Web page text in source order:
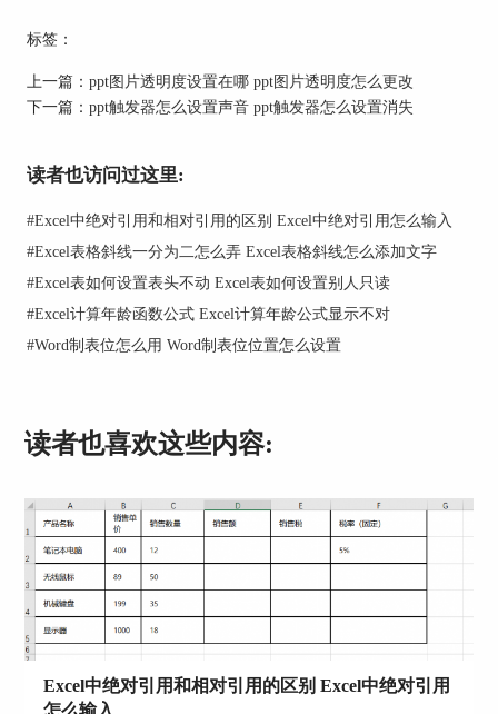
二、ppt触发器动画怎么播放
在上文已经介绍了触发器动画的制作过程，接下
来，小编就简单介绍一下如何播放触发器动画。
标签：
上一篇： ppt图片透明度设置在哪 ppt图片透明度怎么更改
下一篇： ppt触发器怎么设置声音 ppt触发器怎么设置消失
读者也访问过这里:
#Excel中绝对引用和相对引用的区别 Excel中绝对引用怎么输入
#Excel表格斜线一分为二怎么弄 Excel表格斜线怎么添加文字
#Excel表如何设置表头不动 Excel表如何设置别人只读
#Excel计算年龄函数公式 Excel计算年龄公式显示不对
#Word制表位怎么用 Word制表位位置怎么设置
读者也喜欢这些内容:
Excel中绝对引用和相对引用的区别 Excel中绝对引用
怎么输入